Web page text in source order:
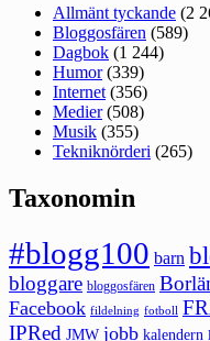
Allmänt tyckande (2
Bloggosfären (589)
Dagbok (1 244)
Humor(339)
Internet (356)
Medier(508)
Musik (355)
Tekniknörderi (265)
Taxonomin
#blogg100 barn
bloggare bloggosfären
Facebook fildelning fotboll
IPRed JMW jobb kalendern